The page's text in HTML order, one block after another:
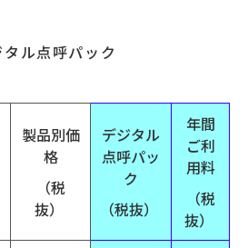
タル点呼パック
製品別価
格
（税
抜）
デジタル
点呼パッ
ク
（税抜）
年間
ご利
用料
（税
抜）